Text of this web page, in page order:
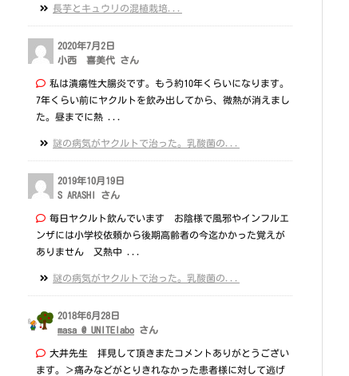
長芋とキュウリの混植栽培...
2020年7月2日
小西 喜美代 さん
私は潰瘍性大腸炎です。もう約10年くらいになります。
7年くらい前にヤクルトを飲み出してから、微熱が消えまし
た。昼までに熱 ...
謎の病気がヤクルトで治った。乳酸菌の...
2019年10月19日
S ARASHI さん
毎日ヤクルト飲んでいます お陰様で風邪やインフルエ
ンザには小学校依頼から後期高齢者の今迄かかった覚えが
ありません 又熱中 ...
謎の病気がヤクルトで治った。乳酸菌の...
2018年6月28日
masa @ UNITElabo さん
大井先生 拝見して頂きまたコメントありがとうござい
ます。＞痛みなどがとりきれなかった患者様に対して逃げ